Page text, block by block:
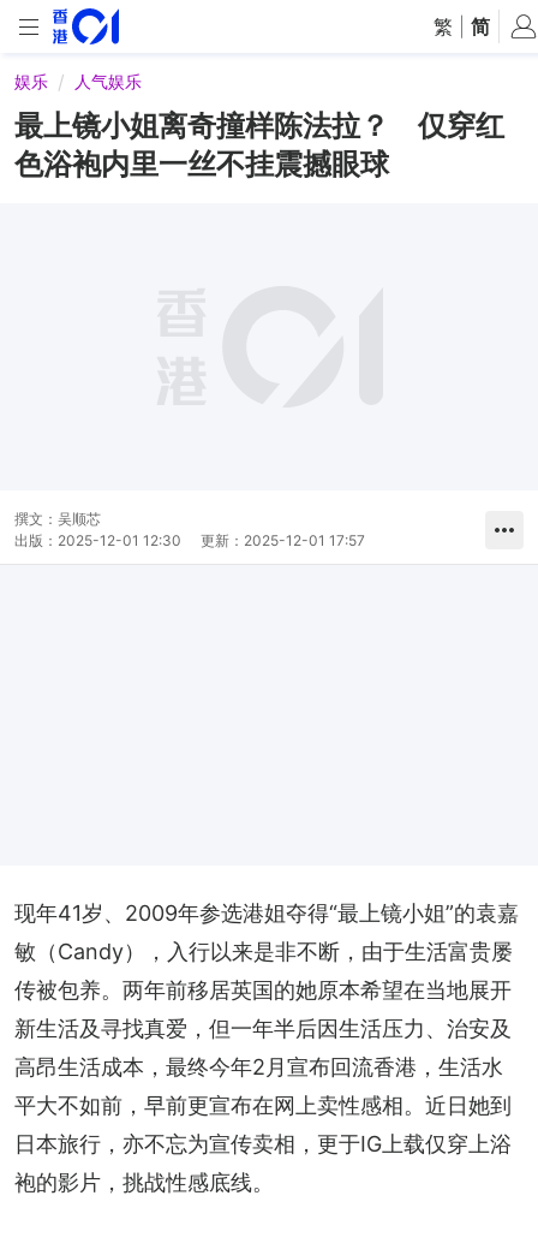
繁 简
娱乐 人气娱乐
最上镜小姐离奇撞样陈法拉？ 仅穿红
色浴袍内里一丝不挂震撼眼球
撰文： 吴顺芯
出版： 2025-12-01 12:30 更新： 2025-12-01 17:57
现年41岁、2009年参选港姐夺得“最上镜小姐”的袁嘉
敏（Candy），入行以来是非不断，由于生活富贵屡
传被包养。两年前移居英国的她原本希望在当地展开
新生活及寻找真爱，但一年半后因生活压力、治安及
高昂生活成本，最终今年2月宣布回流香港，生活水
平大不如前，早前更宣布在网上卖性感相。近日她到
日本旅行，亦不忘为宣传卖相，更于IG上载仅穿上浴
袍的影片，挑战性感底线。